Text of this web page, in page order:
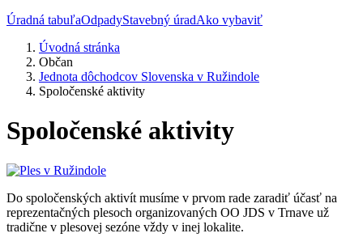
Úradná tabuľaOdpadyStavebný úradAko vybaviť
Úvodná stránka
Občan
Jednota dôchodcov Slovenska v Ružindole
Spoločenské aktivity
Spoločenské aktivity
Do spoločenských aktivít musíme v prvom rade zaradiť účasť na
reprezentačných plesoch organizovaných OO JDS v Trnave už
tradične v plesovej sezóne vždy v inej lokalite.